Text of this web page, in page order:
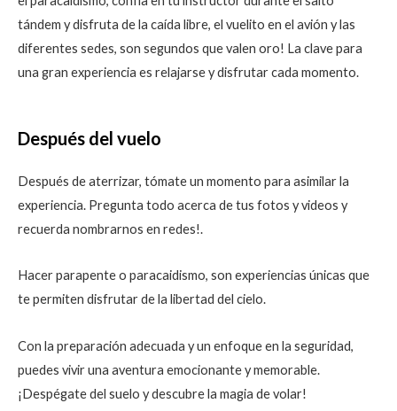
tándem y disfruta de la caída libre, el vuelito en el avión y las
diferentes sedes, son segundos que valen oro! La clave para
una gran experiencia es relajarse y disfrutar cada momento.
Después del vuelo
Después de aterrizar, tómate un momento para asimilar la
experiencia. Pregunta todo acerca de tus fotos y videos y
recuerda nombrarnos en redes!.
Hacer parapente o paracaidismo, son experiencias únicas que
te permiten disfrutar de la libertad del cielo.
Con la preparación adecuada y un enfoque en la seguridad,
puedes vivir una aventura emocionante y memorable.
¡Despégate del suelo y descubre la magia de volar!